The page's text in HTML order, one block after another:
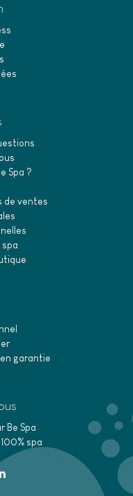
Spa ?
de ventes
spa
garantie
Be Spa
spa